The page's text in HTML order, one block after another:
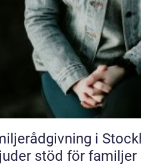
i
stöd för familjer